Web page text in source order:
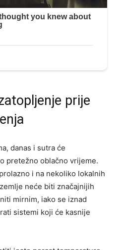
prije
danas i sutra će
pretežno oblačno vrijeme.
i na nekoliko lokalnih
neće biti značajnijih
mirnim, iako se iznad
sistemi koji će kasnije